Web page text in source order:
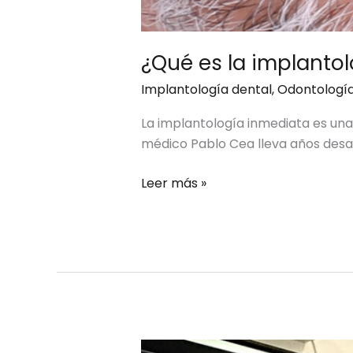
¿Qué es la
Implantología dental,
La implantología inmediata es
médico Pablo Cea lleva años
Leer más »
Medicina